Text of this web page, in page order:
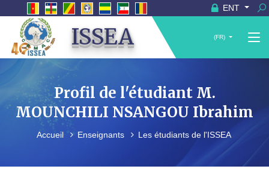
ENT
ISSEA (FR)
Profil de l'étudiant M.
MOUNCHILI NSANGOU Ibrahim
Accueil Enseignants Les étudiants de l'ISSEA